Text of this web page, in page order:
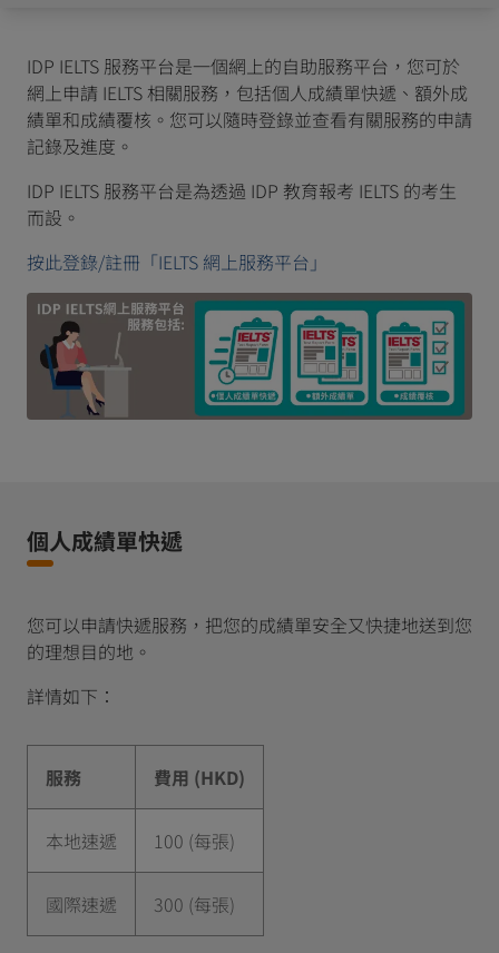
IDP IELTS 服務平台是一個網上的自助服務平台，您可於
網上申請 IELTS 相關服務，包括個人成績單快遞、額外成
績單和成績覆核。您可以隨時登錄並查看有關服務的申請
記錄及進度。
IDP IELTS 服務平台是為透過 IDP 教育報考 IELTS 的考生
而設。
按此登錄/註冊「IELTS 網上服務平台」
個人成績單快遞
您可以申請快遞服務，把您的成績單安全又快捷地送到您
的理想目的地。
詳情如下：
服務 費用 (HKD)
本地速遞 100 (每張)
國際速遞 300 (每張)